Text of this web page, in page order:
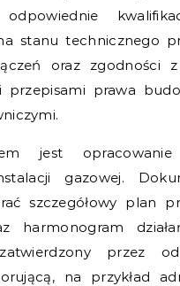
odpowiednie
stanu technicznego
oraz zgodności
przepisami prawa
jest
gazowej.
szczegółowy plan
harmonogram
przez
na przykład